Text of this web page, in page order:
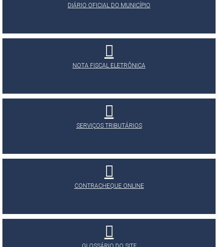
DIÁRIO OFICIAL DO MUNICÍPIO
NOTA FISCAL ELETRÔNICA
SERVIÇOS TRIBUTÁRIOS
CONTRACHEQUE ONLINE